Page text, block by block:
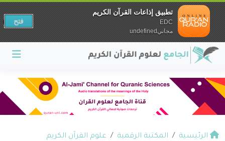
الرئيسية المكتبة الرقمية
علوم القرآن الكريم
تطبيق إذاعات القرآن الكريم
EDC
مجانيundefined
فتح